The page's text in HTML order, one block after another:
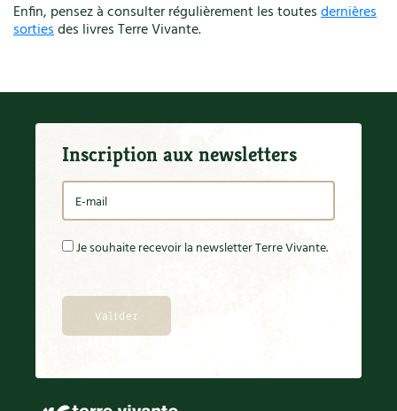
Enfin, pensez à consulter régulièrement les toutesdernières
sortiesdes livres Terre Vivante.
Inscription aux newsletters
Je souhaite recevoir la newsletter Terre Vivante.